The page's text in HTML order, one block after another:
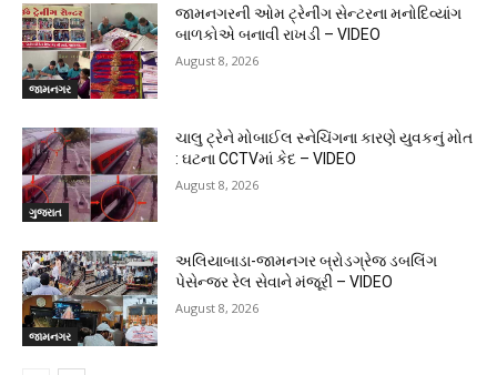
જામનગર
જામનગરની ઓમ ટ્રેનીંગ સેન્ટરના મનોદિવ્યાંગ
બાળકોએ બનાવી રાખડી – VIDEO
August 8, 2026
ગુજરાત
ચાલુ ટ્રેને મોબાઈલ સ્નેચિંગના કારણે યુવકનું મોત
: ઘટના CCTVમાં કેદ – VIDEO
August 8, 2026
જામનગર
અલિયાબાડા-જામનગર બ્રોડગ્રેજ ડબલિંગ
પેસેન્જર રેલ સેવાને મંજૂરી – VIDEO
August 8, 2026